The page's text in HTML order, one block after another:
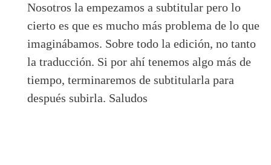
Nosotros la empezamos a subtitular pero lo
cierto es que es mucho más problema de lo que
imaginábamos. Sobre todo la edición, no tanto
la traducción. Si por ahí tenemos algo más de
tiempo, terminaremos de subtitularla para
después subirla. Saludos